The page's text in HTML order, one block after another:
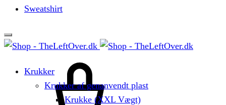
Sweatshirt
Krukker
Krukker af genanvendt plast
Krukke (XXL Vægt)